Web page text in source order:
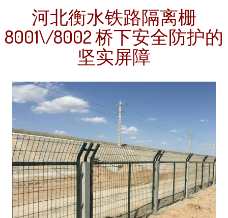
河北衡水铁路隔离栅
8001\/8002 桥下安全防护的
坚实屏障